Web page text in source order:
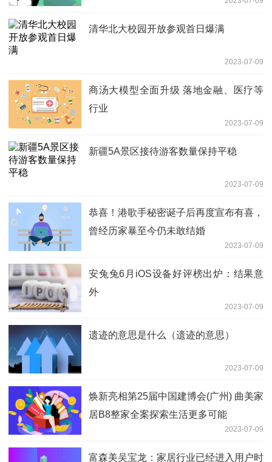
清华北大校园开放参观首日爆满
2023-07-09
商汤大模型全面升级 落地金融、医疗等
行业
2023-07-09
新疆5A景区接待游客数量保持平稳
2023-07-09
恭喜！港歌手秘密诞子后再度宣布有喜，
曾经历家暴至今仍未敢结婚
2023-07-09
安兔兔6月iOS设备好评榜出炉：结果意
外
2023-07-09
遗迹的意思是什么（遗迹的意思）
2023-07-09
焕新亮相第25届中国建博会(广州) 曲美家
居B8整家全案探索生活更多可能
2023-07-09
富森美吴宝龙：家居行业已经进入用户时